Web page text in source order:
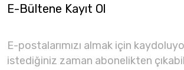
E-Bültene Kayıt Ol
E-postalarımızı almak için
istediğiniz zaman abonelikten